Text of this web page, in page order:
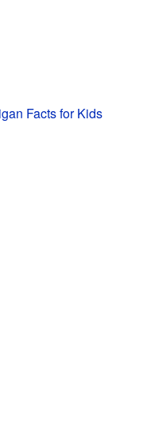
Facts for Kids